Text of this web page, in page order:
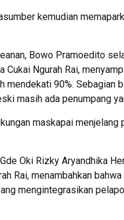
kemudian
Bowo Pramoedito
Cukai Ngurah Rai,
mendekati 90%. Sebagian
masih ada penumpang
maskapai
Oki Rizky Aryandhika
Rai, menambahkan
mengintegrasikan